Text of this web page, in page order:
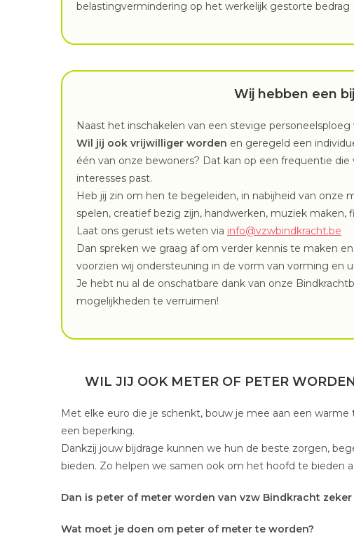
belastingvermindering op het werkelijk gestorte bedrag
Wij hebben een
Naast het inschakelen van een stevige
Wil jij ook vrijwilliger worden en geregeld een
één van onze bewoners? Dat kan op een frequentie
interesses past.
Heb jij zin om hen te begeleiden, in nabijheid van onze
spelen, creatief bezig zijn, handwerken, muziek maken,
Laat ons gerust iets weten via info@vzwbindkracht.be
Dan spreken we graag af om verder kennis te maken
voorzien wij ondersteuning in de vorm van vorming en
Je hebt nu al de onschatbare dank van onze
mogelijkheden te verruimen!
WIL JIJ OOK METER OF PETER
Met elke euro die je schenkt, bouw je mee aan een
een beperking.
Dankzij jouw bijdrage kunnen we hun de beste zorgen,
bieden. Zo helpen we samen ook om het hoofd te bieden
Dan is peter of meter worden van vzw Bindkracht
Wat moet je doen om peter of meter te worden?